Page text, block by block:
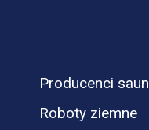
Producenci saun
Roboty ziemne